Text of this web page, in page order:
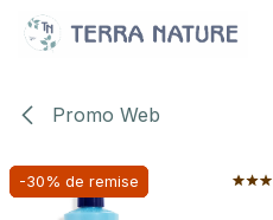
Se rendre au contenu
Promo Web
-30% de remise
-30% de remise
-30% de remise
-30% de remise